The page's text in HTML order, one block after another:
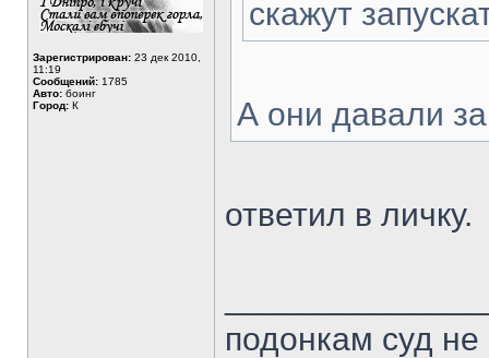
Зарегистрирован: 23 дек 2010,
11:19
Сообщений: 1785
Авто: боинг
Город: К
скажут
А они давали
ответил в личку.
подонкам суд